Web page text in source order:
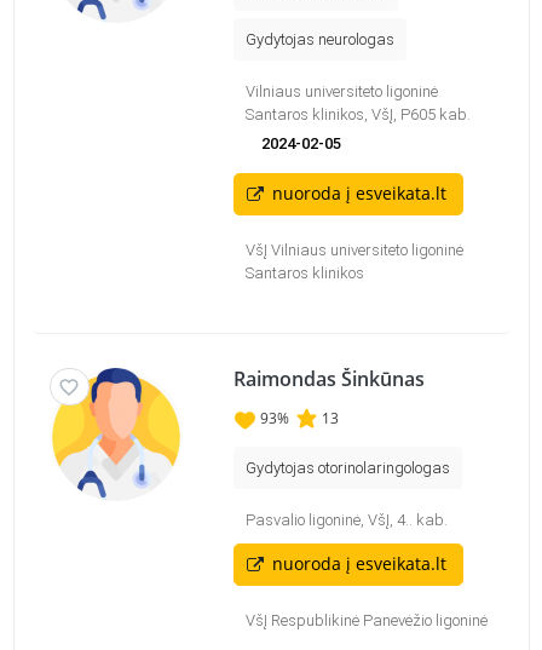
Gydytojas neurologas
Vilniaus universiteto ligoninė
Santaros klinikos, VšĮ, P605 kab.
2024-02-05
nuoroda į esveikata.lt
VšĮ Vilniaus universiteto ligoninė
Santaros klinikos
Raimondas Šinkūnas
93% 13
Gydytojas otorinolaringologas
Pasvalio ligoninė, VšĮ, 4.. kab.
nuoroda į esveikata.lt
VšĮ Respublikinė Panevėžio ligoninė